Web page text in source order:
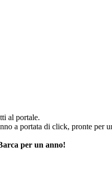
al portale.
a portata di click, pronte per
per un anno!